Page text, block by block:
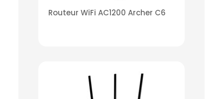
Routeur WiFi AC1200 Archer C6